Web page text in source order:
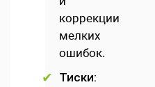
коррекции
мелких
ошибок.
Тиски: